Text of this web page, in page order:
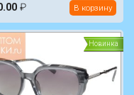
₽ В корзину
Новинка